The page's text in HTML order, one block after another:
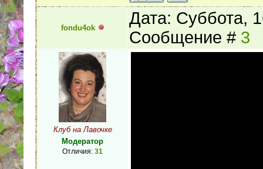
fondu4ok
Дата: Суббота,
Сообщение # 3
Клуб на Лавочке
Модератор
Отличия: 31